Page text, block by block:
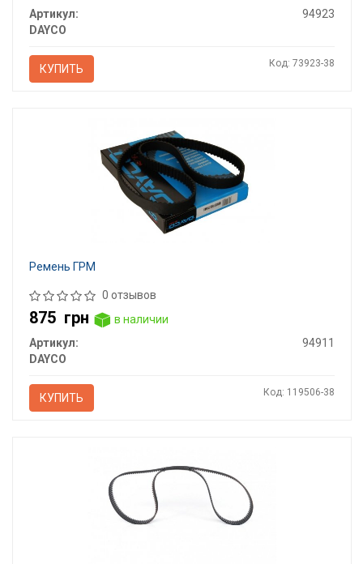
Артикул:
94923
DAYCO
КУПИТЬ Код: 73923-38
Ремень ГРМ
0 отзывов
875 грн
в наличии
Артикул:
94911
DAYCO
КУПИТЬ Код: 119506-38